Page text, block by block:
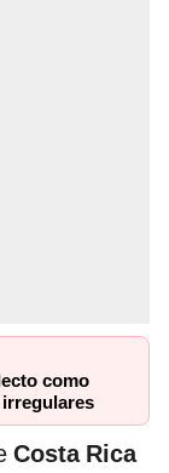
como
irregulares
Costa Rica